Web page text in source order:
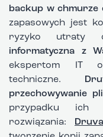
backup w chmurze
zapasowych jest
ryzyko utraty
informatyczna z
ekspertom IT
techniczne.
przechowywanie
przypadku ich
rozwiązania: